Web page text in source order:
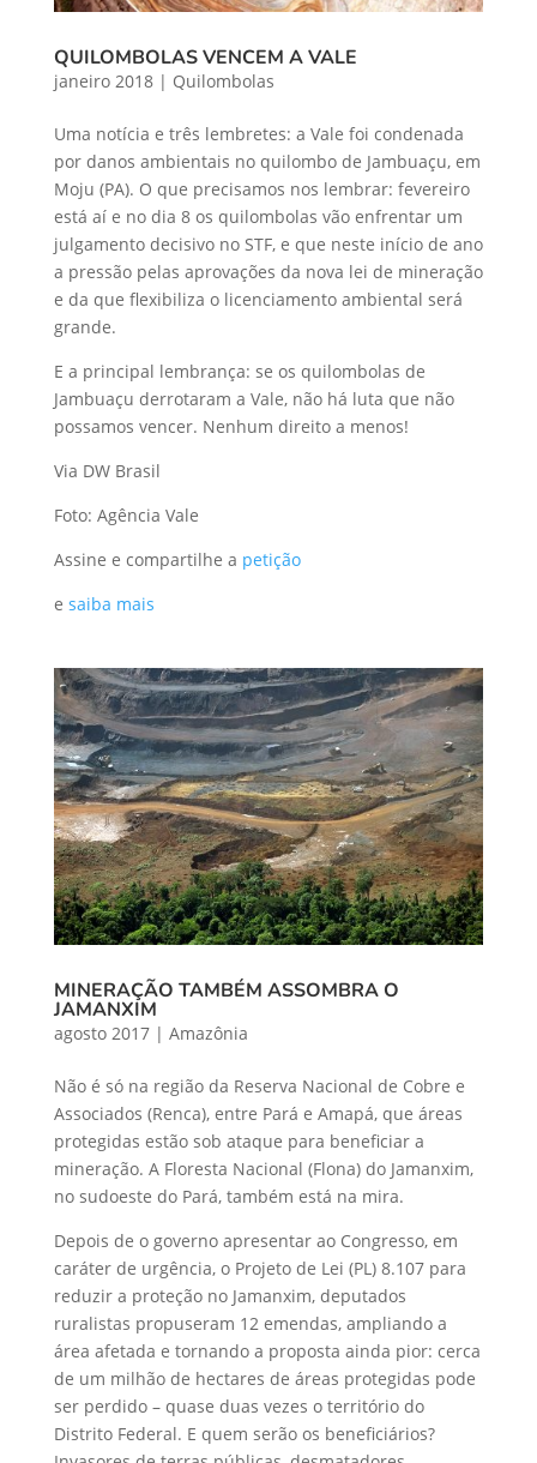
QUILOMBOLAS VENCEM A VALE
janeiro 2018| Quilombolas
Uma notícia e três lembretes: a Vale foi condenada
por danos ambientais no quilombo de Jambuaçu, em
Moju (PA). O que precisamos nos lembrar: fevereiro
está aí e no dia 8 os quilombolas vão enfrentar um
julgamento decisivo no STF, e que neste início de ano
a pressão pelas aprovações da nova lei de mineração
e da que flexibiliza o licenciamento ambiental será
grande.
E a principal lembrança: se os quilombolas de
Jambuaçu derrotaram a Vale, não há luta que não
possamos vencer. Nenhum direito a menos!
Via DW Brasil
Foto: Agência Vale
Assine e compartilhe a petição
e saiba mais
MINERAÇÃO TAMBÉM ASSOMBRA O
JAMANXIM
agosto 2017| Amazônia
Não é só na região da Reserva Nacional de Cobre e
Associados (Renca), entre Pará e Amapá, que áreas
protegidas estão sob ataque para beneficiar a
mineração. A Floresta Nacional (Flona) do Jamanxim,
no sudoeste do Pará, também está na mira.
Depois de o governo apresentar ao Congresso, em
caráter de urgência, o Projeto de Lei (PL) 8.107 para
reduzir a proteção no Jamanxim, deputados
ruralistas propuseram 12 emendas, ampliando a
área afetada e tornando a proposta ainda pior: cerca
de um milhão de hectares de áreas protegidas pode
ser perdido – quase duas vezes o território do
Distrito Federal. E quem serão os beneficiários?